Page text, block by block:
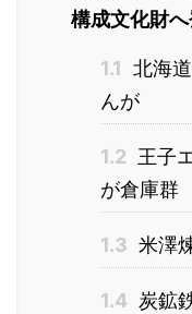
構成文化財
1.1 北海
んが
1.2 王子
が倉庫群
1.3 米澤
1.4 炭鉱